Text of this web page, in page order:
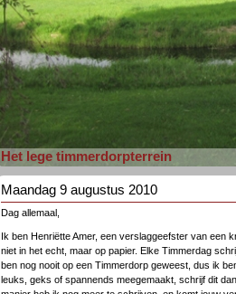
Het lege timmerdorpterrein
Maandag 9 augustus 2010
Dag allemaal,
Ik ben Henriëtte Amer, een verslaggeefster van een
niet in het echt, maar op papier. Elke Timmerdag
ben nog nooit op een Timmerdorp geweest, dus ik
leuks, geks of spannends meegemaakt, schrijf dit